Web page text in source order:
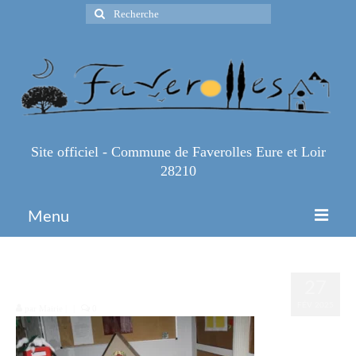
Rechercher
:
Site officiel - Commune de Faverolles Eure et Loir
28210
Menu
Infos Pratiques